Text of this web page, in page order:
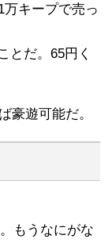
キープで売っ
とだ。65円く
豪遊可能だ。
もうなにがな